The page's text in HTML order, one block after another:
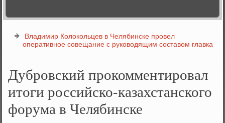
Владимир Колокольцев в Челябинске провел
оперативное совещание с руководящим составом главка
Дубровский прокомментировал
итоги российско-казахстанского
форума в Челябинске